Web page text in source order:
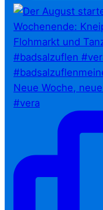
Neue Woche,
#vera